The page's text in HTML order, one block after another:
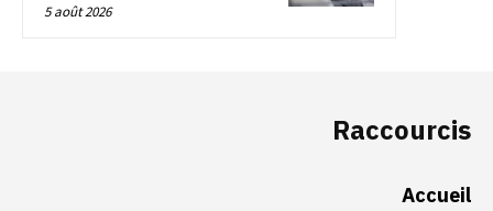
5 août 2026
Raccourcis
Accueil